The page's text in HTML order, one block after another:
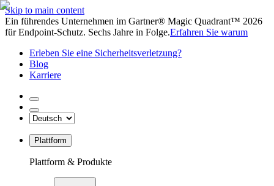
Skip to main content
Ein führendes Unternehmen im Gartner® Magic Quadrant™ 2026
für Endpoint-Schutz. Sechs Jahre in Folge.Erfahren Sie warum
Erleben Sie eine Sicherheitsverletzung?
Blog
Karriere
Plattform
Plattform & Produkte